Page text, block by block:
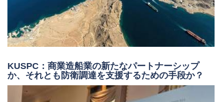
KUSPC：商業造船業の新たなパートナーシップ
か、それとも防衛調達を支援するための手段か？